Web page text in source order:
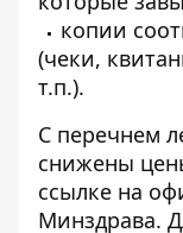
копии
(чеки,
т.п.).
С перечнем
снижены
ссылке на
Минздрава.